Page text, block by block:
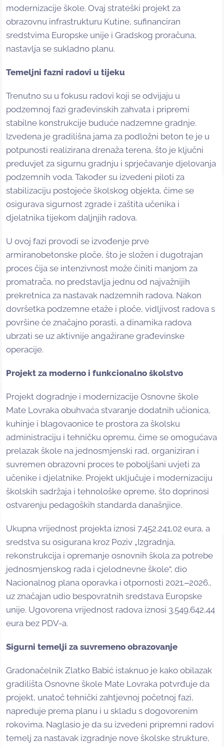
modernizacije škole. Ovaj strateški projekt za
obrazovnu infrastrukturu Kutine, sufinanciran
sredstvima Europske unije i Gradskog proračuna,
nastavlja se sukladno planu.
Temeljni fazni radovi u tijeku
Trenutno su u fokusu radovi koji se odvijaju u
podzemnoj fazi građevinskih zahvata i pripremi
stabilne konstrukcije buduće nadzemne gradnje.
Izvedena je gradilišna jama za podložni beton te je u
potpunosti realizirana drenaža terena, što je ključni
preduvjet za sigurnu gradnju i sprječavanje djelovanja
podzemnih voda. Također su izvedeni piloti za
stabilizaciju postojeće školskog objekta, čime se
osigurava sigurnost zgrade i zaštita učenika i
djelatnika tijekom daljnjih radova.
U ovoj fazi provodi se izvođenje prve
armiranobetonske ploče, što je složen i dugotrajan
proces čija se intenzivnost može činiti manjom za
promatrača, no predstavlja jednu od najvažnijih
prekretnica za nastavak nadzemnih radova. Nakon
dovršetka podzemne etaže i ploče, vidljivost radova s
površine će značajno porasti, a dinamika radova
ubrzati se uz aktivnije angažirane građevinske
operacije.
Projekt za moderno i funkcionalno školstvo
Projekt dogradnje i modernizacije Osnovne škole
Mate Lovraka obuhvaća stvaranje dodatnih učionica,
kuhinje i blagovaonice te prostora za školsku
administraciju i tehničku opremu, čime se omogućava
prelazak škole na jednosmjenski rad, organiziran i
suvremen obrazovni proces te poboljšani uvjeti za
učenike i djelatnike. Projekt uključuje i modernizaciju
školskih sadržaja i tehnološke opreme, što doprinosi
ostvarenju pedagoških standarda današnjice.
Ukupna vrijednost projekta iznosi 7.452.241,02 eura, a
sredstva su osigurana kroz Poziv „Izgradnja,
rekonstrukcija i opremanje osnovnih škola za potrebe
jednosmjenskog rada i cjelodnevne škole“, dio
Nacionalnog plana oporavka i otpornosti 2021.‒2026.,
uz značajan udio bespovratnih sredstava Europske
unije. Ugovorena vrijednost radova iznosi 3.549.642,44
eura bez PDV-a.
Sigurni temelji za suvremeno obrazovanje
Gradonačelnik Zlatko Babić istaknuo je kako obilazak
gradilišta Osnovne škole Mate Lovraka potvrđuje da
projekt, unatoč tehnički zahtjevnoj početnoj fazi,
napreduje prema planu i u skladu s dogovorenim
rokovima. Naglasio je da su izvedeni pripremni radovi
temelj za nastavak izgradnje nove školske strukture,